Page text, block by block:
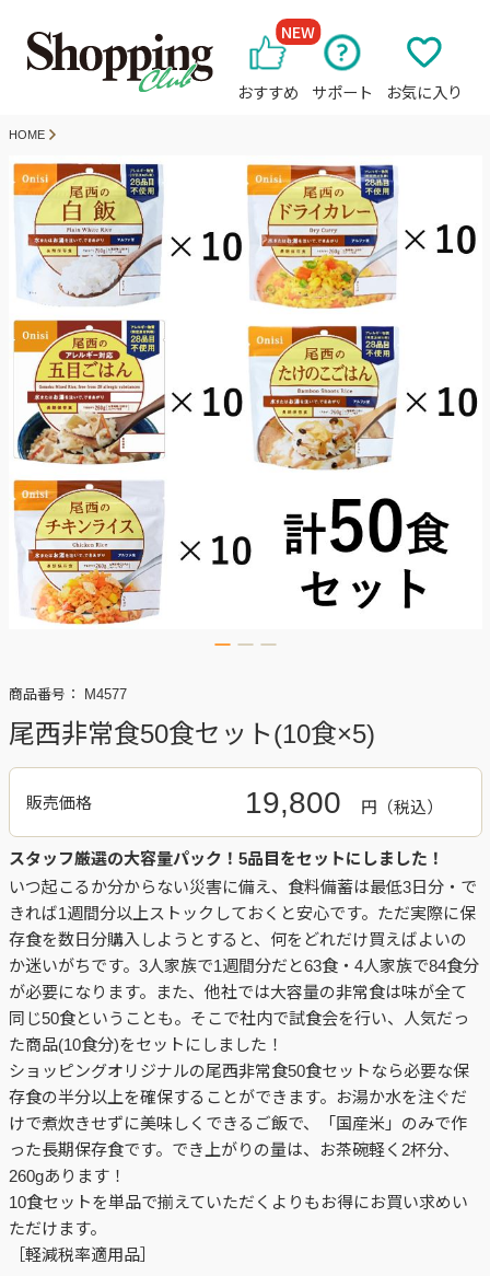
おすすめ
NEW
サポート お気に入り
HOME
商品番号： M4577
尾西非常食50食セット(10食×5)
販売価格 19,800 円
スタッフ厳選の大容量パック！5品目をセットにしました！
いつ起こるか分からない災害に備え、食料備蓄は最低3日分・で
きれば1週間分以上ストックしておくと安心です。ただ実際に保
存食を数日分購入しようとすると、何をどれだけ買えばよいの
か迷いがちです。3人家族で1週間分だと63食・4人家族で84食分
が必要になります。また、他社では大容量の非常食は味が全て
同じ50食ということも。そこで社内で試食会を行い、人気だっ
た商品(10食分)をセットにしました！
ショッピングオリジナルの尾西非常食50食セットなら必要な保
存食の半分以上を確保することができます。お湯か水を注ぐだ
けで煮炊きせずに美味しくできるご飯で、「国産米」のみで作
った長期保存食です。でき上がりの量は、お茶碗軽く2杯分、
260gあります！
10食セットを単品で揃えていただくよりもお得にお買い求めい
ただけます。
［軽減税率適用品］